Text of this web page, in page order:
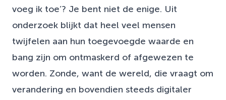
voeg ik toe’? Je bent niet de enige. Uit
onderzoek blijkt dat heel veel mensen
twijfelen aan hun toegevoegde waarde en
bang zijn om ontmaskerd of afgewezen te
worden. Zonde, want de wereld, die vraagt om
verandering en bovendien steeds digitaler